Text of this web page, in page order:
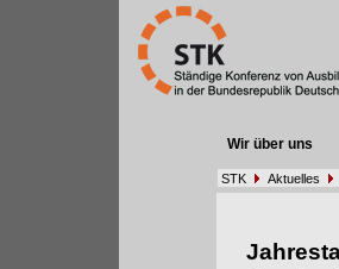
Wir über uns
STK Aktuelles